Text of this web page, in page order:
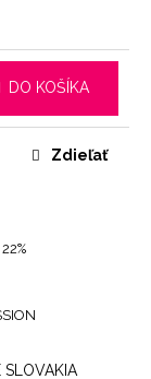
DO KOŠÍKA
Zdieľať